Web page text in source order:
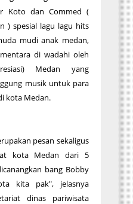
Koto dan Commed (
) spesial lagu lagu hits
mudi anak medan,
di wadahi oleh
Medan yang
musik untuk para
kota Medan.
pesan sekaligus
kota Medan dari 5
bang Bobby
kita pak", jelasnya
dinas pariwisata